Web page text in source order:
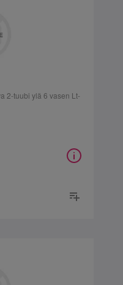
2-tuubi ylä 6 vasen Lt-